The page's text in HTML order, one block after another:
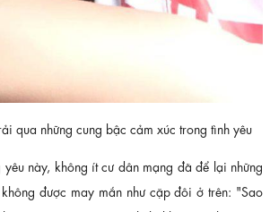
qua những cung bậc cảm xúc trong tình yêu
yêu này, không ít cư dân mạng đã để lại những
được may mắn như cặp đôi ở trên: "Sao